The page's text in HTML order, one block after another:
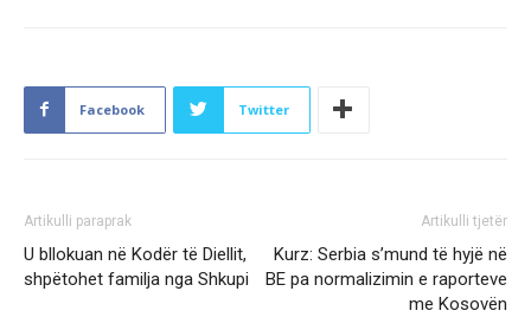
Facebook Twitter
Artikulli paraprak
U bllokuan në Kodër të Diellit,
shpëtohet familja nga Shkupi
Artikulli tjetër
Kurz: Serbia s’mund të hyjë në
BE pa normalizimin e raporteve
me Kosovën